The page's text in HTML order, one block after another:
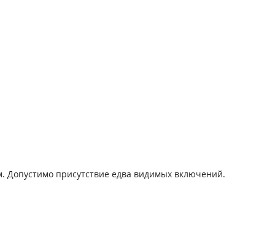
Допустимо присутствие едва видимых включений.